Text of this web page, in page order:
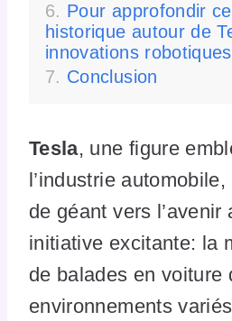
Pour approfondir
historique autour de
innovations robotiques
Conclusion
Tesla, une figure
l’industrie
de géant vers l’avenir
initiative excitante: la
de balades en voiture
environnements